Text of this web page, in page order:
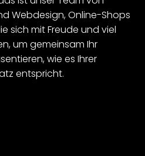
Webdesign, Online-Shops
sich mit Freude und viel
um gemeinsam Ihr
wie es Ihrer
entspricht.